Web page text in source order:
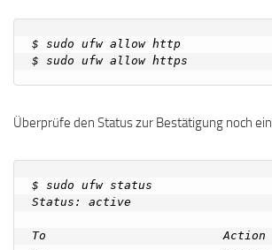
$ sudo ufw allow http
Überprüfe den Status zur Bestätigung noch
$ sudo ufw status
Status: active
To                         Action